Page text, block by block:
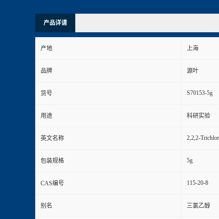
产品详请
产地 上海
品牌 源叶
货号 S70153-5g
用途 科研实验
英文名称 2,2,2-
包装规格 5g
CAS编号 115-20-8
别名 三氯乙醇